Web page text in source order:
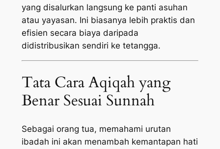
yang disalurkan langsung ke panti asuhan
atau yayasan. Ini biasanya lebih praktis dan
efisien secara biaya daripada
didistribusikan sendiri ke tetangga.
Tata Cara Aqiqah yang
Benar Sesuai Sunnah
Sebagai orang tua, memahami urutan
ibadah ini akan menambah kemantapan hati